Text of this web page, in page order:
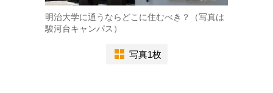
明治大学に通うならどこに住むべき？（写真は
駿河台キャンパス）
写真1枚